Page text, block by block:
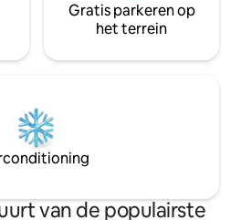
Gratis parkeren op
het terrein
van de populairste